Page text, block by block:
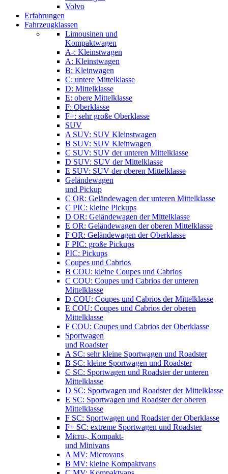
Volvo
Erfahrungen
Fahrzeugklassen
Limousinen und
Kompaktwagen
A-: Kleinstwagen
A: Kleinstwagen
B: Kleinwagen
C: untere Mittelklasse
D: Mittelklasse
E: obere Mittelklasse
F: Oberklasse
F+: sehr große Oberklasse
SUV
A SUV: SUV Kleinstwagen
B SUV: SUV Kleinwagen
C SUV: SUV der unteren Mittelklasse
D SUV: SUV der Mittelklasse
E SUV: SUV der oberen Mittelklasse
Geländewagen
und Pickup
C OR: Geländewagen der unteren Mittelklasse
C PIC: kleine Pickups
D OR: Geländewagen der Mittelklasse
E OR: Geländewagen der oberen Mittelklasse
F OR: Geländewagen der Oberklasse
F PIC: große Pickups
PIC: Pickups
Coupes und Cabrios
B COU: kleine Coupes und Cabrios
C COU: Coupes und Cabrios der unteren
Mittelklasse
D COU: Coupes und Cabrios der Mittelklasse
E COU: Coupes und Cabrios der oberen
Mittelklasse
F COU: Coupes und Cabrios der Oberklasse
Sportwagen
und Roadster
A SC: sehr kleine Sportwagen und Roadster
B SC: kleine Sportwagen und Roadster
C SC: Sportwagen und Roadster der unteren
Mittelklasse
D SC: Sportwagen und Roadster der Mittelklasse
E SC: Sportwagen und Roadster der oberen
Mittelklasse
F SC: Sportwagen und Roadster der Oberklasse
F+ SC: extreme Sportwagen und Roadster
Micro-, Kompakt-
und Minivans
A MV: Microvans
B MV: kleine Kompaktvans